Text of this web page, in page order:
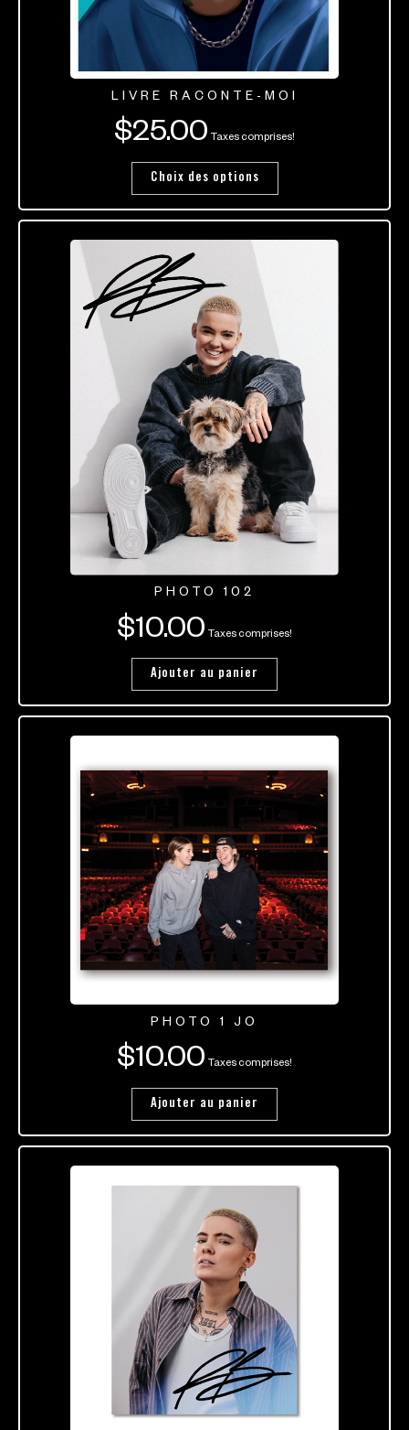
LIVRE RACONTE-MOI
$25.00 Taxes comprises!
Choix des options
PHOTO 102
$10.00 Taxes comprises!
Ajouter au panier
PHOTO 1 JO
$10.00 Taxes comprises!
Ajouter au panier